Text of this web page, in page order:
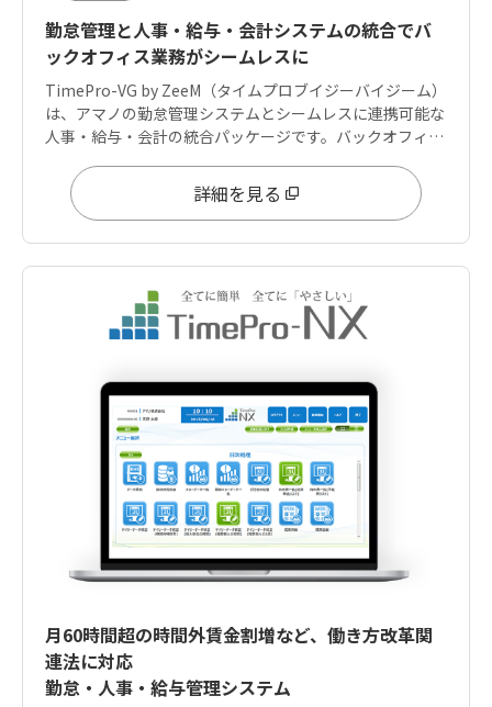
勤怠管理と人事・給与・会計システムの統合でバ
ックオフィス業務がシームレスに
TimePro-VG by ZeeM（タイムプロブイジーバイジーム）
は、アマノの勤怠管理システムとシームレスに連携可能な
人事・給与・会計の統合パッケージです。バックオフィス
応しています。
詳細を見る
月60時間超の時間外賃金割増など、働き方改革関
連法に対応
勤怠・人事・給与管理システム